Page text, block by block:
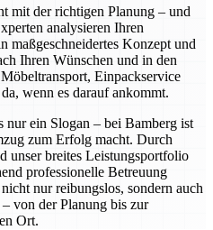
mit der richtigen Planung – und
analysieren Ihren
maßgeschneidertes Konzept und
Ihren Wünschen und in den
Einpackservice
wenn es darauf ankommt.
nur ein Slogan – bei Bamberg ist
zum Erfolg macht. Durch
unser breites Leistungsportfolio
professionelle Betreuung
nur reibungslos, sondern auch
von der Planung bis zur
Ort.